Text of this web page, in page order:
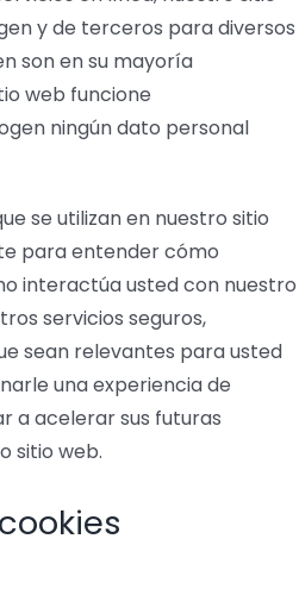
y de terceros para diversos
son en su mayoría
web funcione
ningún dato personal
se utilizan en nuestro sitio
para entender cómo
interactúa usted con nuestro
servicios seguros,
sean relevantes para usted
una experiencia de
a acelerar sus futuras
sitio web.